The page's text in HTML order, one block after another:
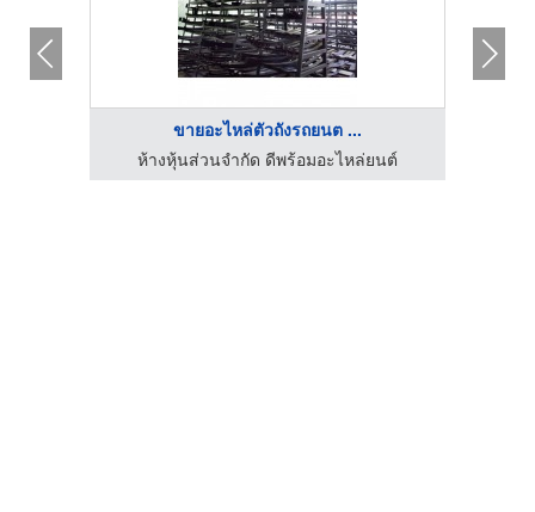
ขายอะไหล่ตัวถังรถยนต ...
ห้างหุ้นส่วนจำกัด ดีพร้อมอะไหล่ยนต์